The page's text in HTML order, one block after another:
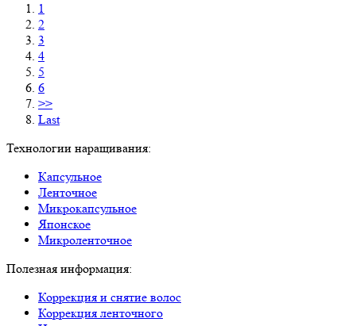
1
2
3
4
5
6
>>
Last
Технологии наращивания:
Капсульное
Ленточное
Микрокапсульное
Японское
Микроленточное
Полезная информация:
Коррекция и снятие волос
Коррекция ленточного